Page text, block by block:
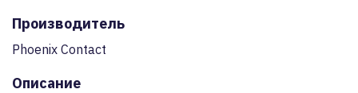
Производитель
Phoenix Contact
Описание